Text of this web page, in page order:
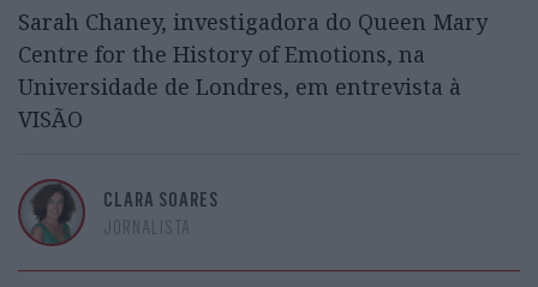
Sarah Chaney, investigadora do Queen Mary
Centre for the History of Emotions, na
Universidade de Londres, em entrevista à
VISÃO
CLARA SOARES
JORNALISTA